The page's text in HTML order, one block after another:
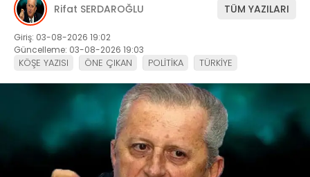
Rifat SERDAROĞLU TÜM YAZILARI
Giriş: 03-08-2026 19:02
Güncelleme: 03-08-2026 19:03
KÖŞE YAZISI ÖNE ÇIKAN POLİTİKA TÜRKİYE